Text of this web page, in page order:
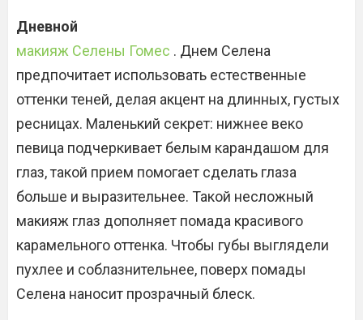
Дневной
макияж Селены Гомес . Днем Селена
предпочитает использовать естественные
оттенки теней, делая акцент на длинных, густых
ресницах. Маленький секрет: нижнее веко
певица подчеркивает белым карандашом для
глаз, такой прием помогает сделать глаза
больше и выразительнее. Такой несложный
макияж глаз дополняет помада красивого
карамельного оттенка. Чтобы губы выглядели
пухлее и соблазнительнее, поверх помады
Селена наносит прозрачный блеск.